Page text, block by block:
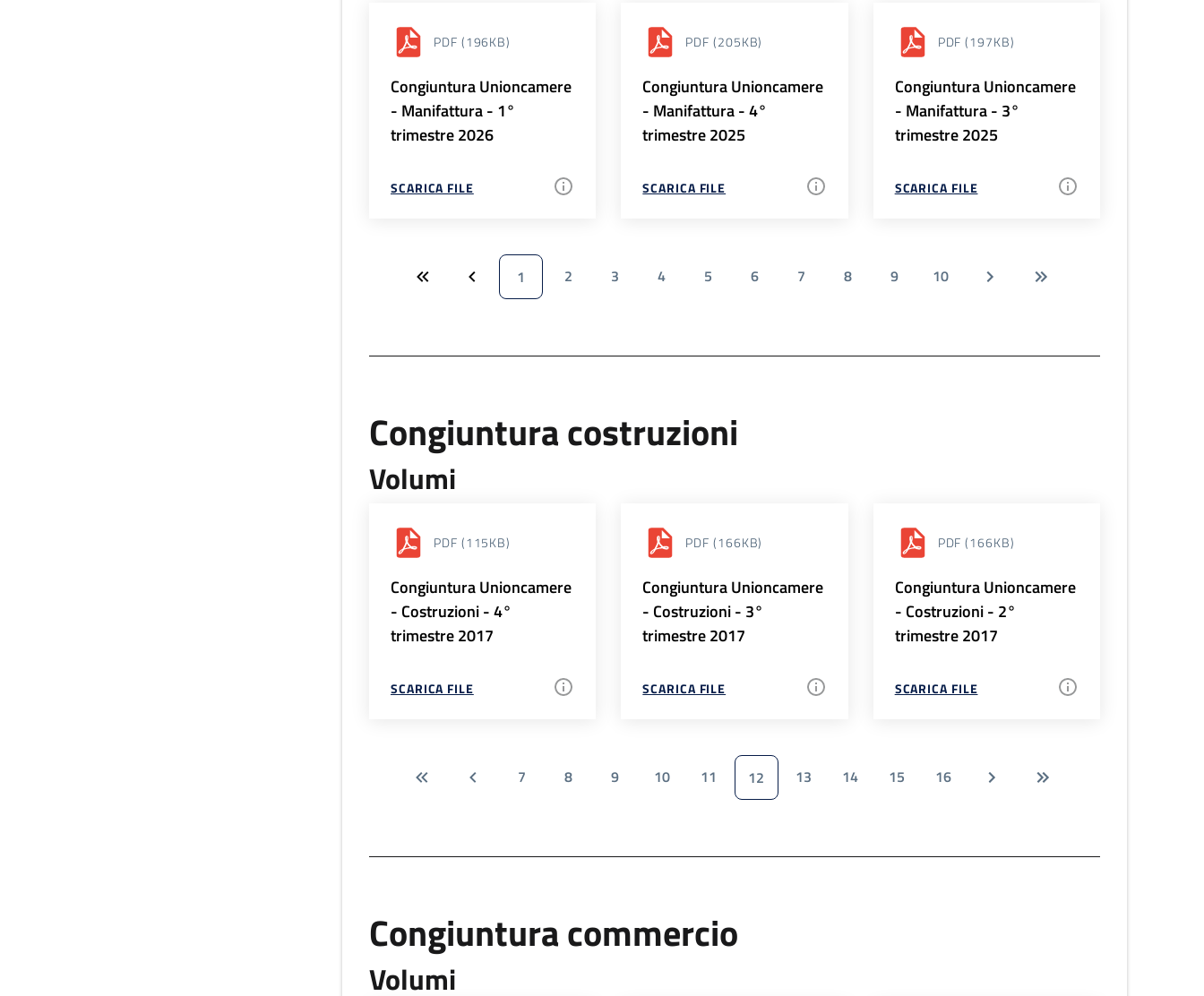
PDF (196KB)
Congiuntura Unioncamere
- Manifattura - 1°
trimestre 2026
SCARICA FILE
PDF (205KB)
Congiuntura Unioncamere
- Manifattura - 4°
trimestre 2025
SCARICA FILE
PDF (197KB)
Congiuntura Unioncamere
- Manifattura - 3°
trimestre 2025
SCARICA FILE
1 2 3 4 5 6 7 8 9 10
Congiuntura costruzioni
Volumi
PDF (115KB)
Congiuntura Unioncamere
- Costruzioni - 4°
trimestre 2017
SCARICA FILE
PDF (166KB)
Congiuntura Unioncamere
- Costruzioni - 3°
trimestre 2017
SCARICA FILE
PDF (166KB)
Congiuntura Unioncamere
- Costruzioni - 2°
trimestre 2017
SCARICA FILE
7 8 9 10 11 12 13 14 15 16
Congiuntura commercio
Volumi